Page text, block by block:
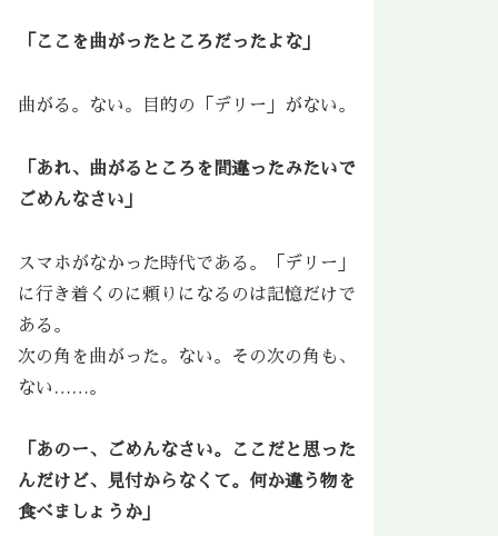
「ここを曲がったところだったよな」
曲がる。ない。目的の「デリー」がない。
「あれ、曲がるところを間違ったみたいで
ごめんなさい」
スマホがなかった時代である。「デリー」
に行き着くのに頼りになるのは記憶だけで
ある。
次の角を曲がった。ない。その次の角も、
ない……。
「あのー、ごめんなさい。ここだと思った
んだけど、見付からなくて。何か違う物を
食べましょうか」